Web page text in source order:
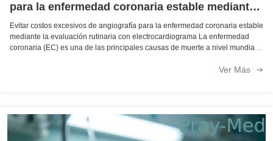
para la enfermedad coronaria estable mediante
la evaluación de electrocardiograma de rutina
Evitar costos excesivos de angiografía para la enfermedad coronaria estable
mediante la evaluación rutinaria con electrocardiograma La enfermedad
coronaria (EC) es una de las principales causas de muerte a nivel mundial,
Ver Más